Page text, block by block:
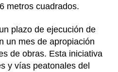
metros cuadrados.
plazo de ejecución de
un mes de apropiación
de obras. Esta iniciativa
y vías peatonales del